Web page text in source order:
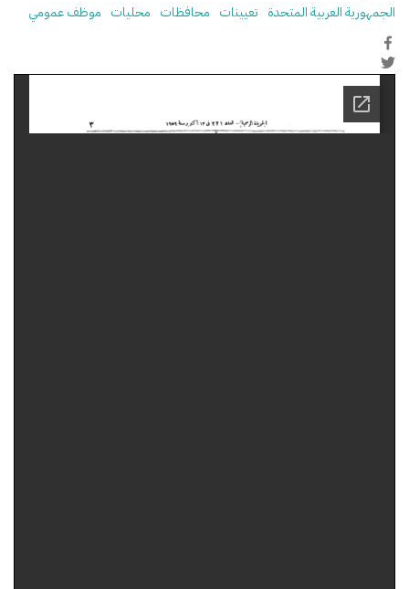
الجمهورية العربية المتحدة تعيينات محافظات محليات موظف عمومي